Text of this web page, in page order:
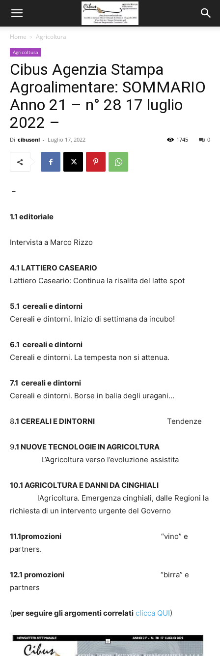
Home Agricoltura
Agricoltura
Cibus Agenzia Stampa
Agroalimentare: SOMMARIO
Anno 21 – n° 28 17 luglio
2022 –
Di cibusonl - Luglio 17, 2022 0
1745
–
1.1 editoriale
Intervista a Marco Rizzo
4.1 LATTIERO CASEARIO
Lattiero Caseario: Continua la risalita del latte spot
5.1 cereali e dintorni
Cereali e dintorni. Inizio di settimana da incubo!
6.1 cereali e dintorni
Cereali e dintorni. La tempesta non si attenua.
7.1 cereali e dintorni
Cereali e dintorni. Borse in balia degli uragani…
8.1 CEREALI E DINTORNI Tendenze
9.1 NUOVE TECNOLOGIE IN AGRICOLTURA
L’Agricoltura verso l’evoluzione assistita
10.1 AGRICOLTURA E DANNI DA CINGHIALI
lAgricoltura. Emergenza cinghiali, dalle Regioni la
richiesta di un intervento urgente del Governo
11.1promozioni
“vino” e
partners.
12.1 promozioni
“birra” e
partners
(per seguire gli argomenti correlati clicca QUI)